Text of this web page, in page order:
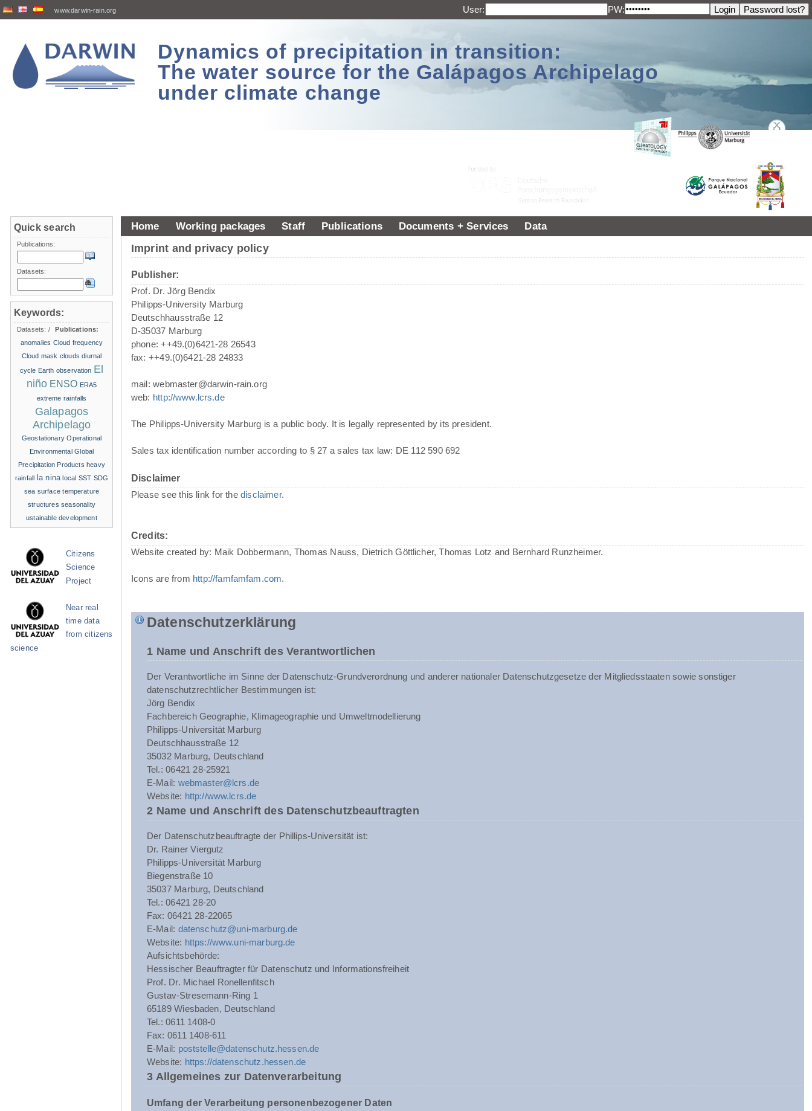
www.darwin-rain.org User: PW:
Dynamics of precipitation in transition:
The water source for the Galápagos Archipelago
under climate change
Home Working packages Staff Publications Documents + Services Data
Imprint and privacy policy
Publisher:
Prof. Dr. Jörg Bendix
Philipps-University Marburg
Deutschhausstraße 12
D-35037 Marburg
phone: ++49.(0)6421-28 26543
fax: ++49.(0)6421-28 24833
mail: webmaster@darwin-rain.org
web: http://www.lcrs.de
The Philipps-University Marburg is a public body. It is legally represented by its president.
Sales tax identification number according to § 27 a sales tax law: DE 112 590 692
Disclaimer
Please see this link for thedisclaimer.
Credits:
Website created by: Maik Dobbermann, Thomas Nauss, Dietrich Göttlicher, Thomas Lotz and Bernhard Runzheimer.
Icons are from http://famfamfam.com.
Datenschutzerklärung
1 Name und Anschrift des Verantwortlichen
Der Verantwortliche im Sinne der Datenschutz-Grundverordnung und anderer nationaler Datenschutzgesetze der Mitgliedsstaaten sowie sonstiger
datenschutzrechtlicher Bestimmungen ist:
Jörg Bendix
Fachbereich Geographie, Klimageographie und Umweltmodellierung
Philipps-Universität Marburg
Deutschhausstraße 12
35032 Marburg, Deutschland
Tel.: 06421 28-25921
E-Mail: webmaster@lcrs.de
Website: http://www.lcrs.de
2 Name und Anschrift des Datenschutzbeauftragten
Der Datenschutzbeauftragte der Phillips-Universität ist:
Dr. Rainer Viergutz
Philipps-Universität Marburg
Biegenstraße 10
35037 Marburg, Deutschland
Tel.: 06421 28-20
Fax: 06421 28-22065
E-Mail: datenschutz@uni-marburg.de
Website: https://www.uni-marburg.de
Aufsichtsbehörde:
Hessischer Beauftragter für Datenschutz und Informationsfreiheit
Prof. Dr. Michael Ronellenfitsch
Gustav-Stresemann-Ring 1
65189 Wiesbaden, Deutschland
Tel.: 0611 1408-0
Fax: 0611 1408-611
E-Mail: poststelle@datenschutz.hessen.de
Website: https://datenschutz.hessen.de
3 Allgemeines zur Datenverarbeitung
Umfang der Verarbeitung personenbezogener Daten
Quick search
Publications:
Datasets:
Keywords:
Datasets: /
Publications:
anomalies Cloud frequency
Cloud mask clouds diurnal
cycle Earth observation El
niño ENSO ERA5
extreme rainfalls
Galapagos
Archipelago
Geostationary Operational
Environmental Global
Precipitation Products heavy
rainfall la nina local SST SDG
sea surface temperature
structures seasonality
ustainable development
Citizens
Science
Project
Near real
time data
from citizens
science